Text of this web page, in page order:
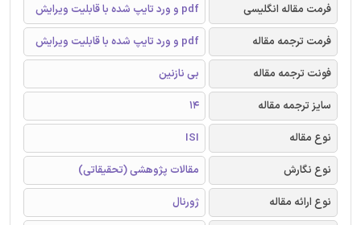
فرمت مقاله انگلیسی
pdf و ورد تایپ شده با قابلیت ویرایش
فرمت ترجمه مقاله
pdf و ورد تایپ شده با قابلیت ویرایش
فونت ترجمه مقاله
بی نازنین
سایز ترجمه مقاله
14
نوع مقاله
ISI
نوع نگارش
مقالات پژوهشی (تحقیقاتی)
نوع ارائه مقاله
ژورنال